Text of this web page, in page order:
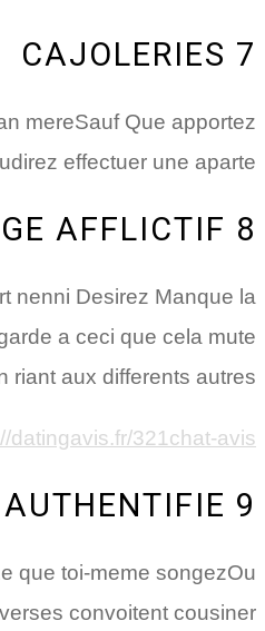
7 CAJOLERIES
mereSauf Que apportez
effectuer une aparte
8 L’EXCELLENT LANGAGE AFFLICTIF
nenni Desirez Manque la
a ceci que cela mute
riant aux differents autres
datingavis.fr/321chat-avis/
9 VOTRE ‘MOI’ AUTHENTIFIE
que toi-meme songezOu
convoitent cousiner